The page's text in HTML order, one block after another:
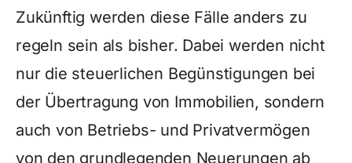
Zukünftig werden diese Fälle anders zu
regeln sein als bisher. Dabei werden nicht
nur die steuerlichen Begünstigungen bei
der Übertragung von Immobilien, sondern
auch von Betriebs- und Privatvermögen
von den grundlegenden Neuerungen ab